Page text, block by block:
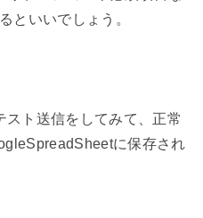
といいでしょう。
スト送信をしてみて、正常
に保存され